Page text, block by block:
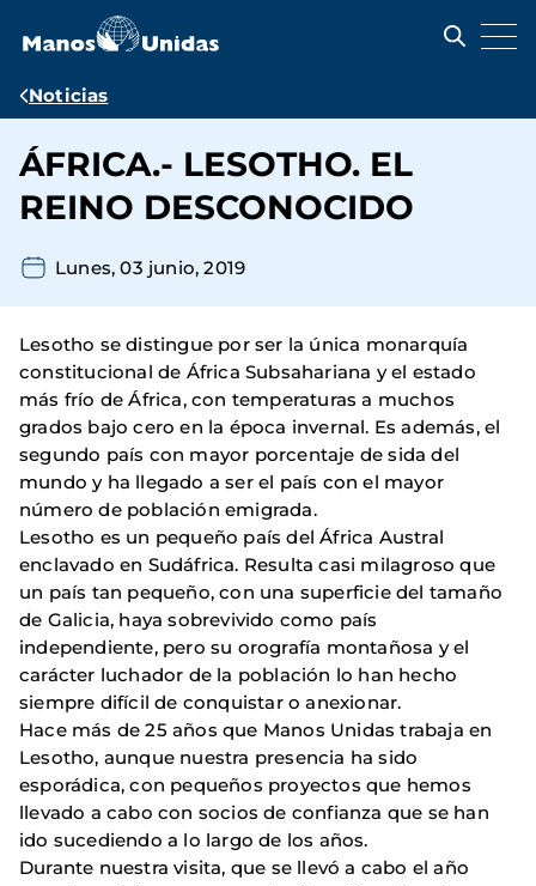
contenido
Ruta
navegación
Noticias
ÁFRICA.- LESOTHO. EL
REINO DESCONOCIDO
Lunes, 03 junio, 2019
Lesotho se distingue por ser la única monarquía
constitucional de África Subsahariana y el estado
más frío de África, con temperaturas a muchos
grados bajo cero en la época invernal. Es además, el
segundo país con mayor porcentaje de sida del
mundo y ha llegado a ser el país con el mayor
número de población emigrada.
Lesotho es un pequeño país del África Austral
enclavado en Sudáfrica. Resulta casi milagroso que
un país tan pequeño, con una superficie del tamaño
de Galicia, haya sobrevivido como país
independiente, pero su orografía montañosa y el
carácter luchador de la población lo han hecho
siempre difícil de conquistar o anexionar.
Hace más de 25 años que Manos Unidas trabaja en
Lesotho, aunque nuestra presencia ha sido
esporádica, con pequeños proyectos que hemos
llevado a cabo con socios de confianza que se han
ido sucediendo a lo largo de los años.
Durante nuestra visita, que se llevó a cabo el año